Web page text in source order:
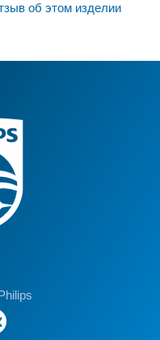
об этом изделии